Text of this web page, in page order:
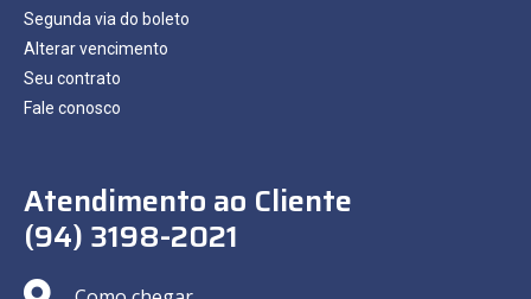
Segunda via do boleto
Alterar vencimento
Seu contrato
Fale conosco
Atendimento ao Cliente
(94) 3198-2021